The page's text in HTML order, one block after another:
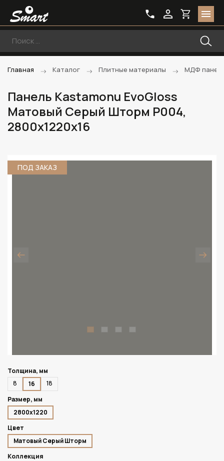
Главная Каталог Плитные материалы МДФ
Панель Kastamonu EvoGloss
Матовый Серый Шторм P004,
2800х1220х16
ПОД ЗАКАЗ
Толщина, мм
8
16
18
Размер, мм
2800х1220
Цвет
Матовый Серый Шторм
Коллекция